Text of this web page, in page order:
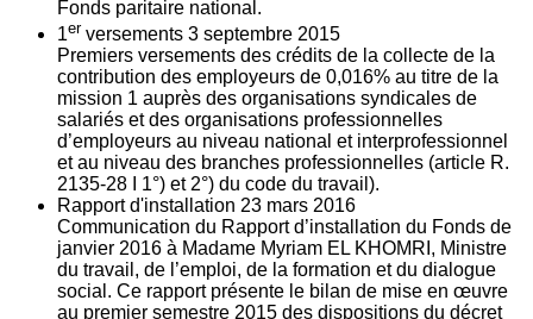
Fonds paritaire national.
1er versements 3 septembre 2015
Premiers versements des crédits de la collecte de la
contribution des employeurs de 0,016% au titre de la
mission 1 auprès des organisations syndicales de
salariés et des organisations professionnelles
d’employeurs au niveau national et interprofessionnel
et au niveau des branches professionnelles (article R.
2135‐28 I 1°) et 2°) du code du travail).
Rapport d'installation 23 mars 2016
Communication du Rapport d’installation du Fonds de
janvier 2016 à Madame Myriam EL KHOMRI, Ministre
du travail, de l’emploi, de la formation et du dialogue
social. Ce rapport présente le bilan de mise en œuvre
au premier semestre 2015 des dispositions du décret